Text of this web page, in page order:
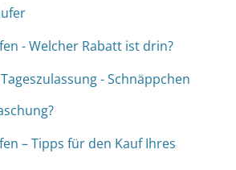
- Welcher Rabatt ist drin?
- Schnäppchen
– Tipps für den Kauf Ihres